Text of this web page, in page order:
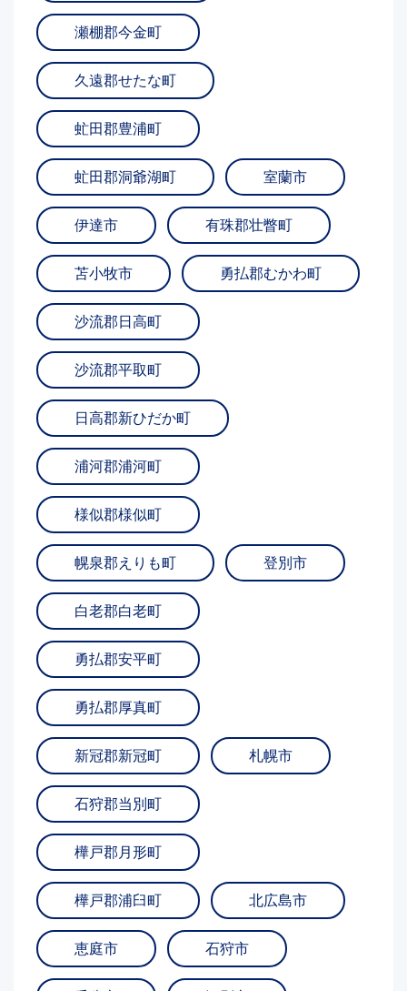
瀬棚郡今金町
久遠郡せたな町
虻田郡豊浦町
虻田郡洞爺湖町 室蘭市
伊達市 有珠郡壮瞥町
苫小牧市 勇払郡むかわ町
沙流郡日高町
沙流郡平取町
日高郡新ひだか町
浦河郡浦河町
様似郡様似町
幌泉郡えりも町 登別市
白老郡白老町
勇払郡安平町
勇払郡厚真町
新冠郡新冠町 札幌市
石狩郡当別町
樺戸郡月形町
樺戸郡浦臼町 北広島市
恵庭市 石狩市